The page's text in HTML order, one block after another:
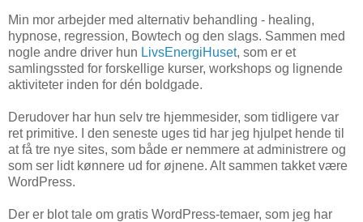
Min mor arbejder med alternativ behandling - healing,
hypnose, regression, Bowtech og den slags. Sammen med
nogle andre driver hun LivsEnergiHuset, som er et
samlingssted for forskellige kurser, workshops og lignende
aktiviteter inden for dén boldgade.
Derudover har hun selv tre hjemmesider, som tidligere var
ret primitive. I den seneste uges tid har jeg hjulpet hende til
at få tre nye sites, som både er nemmere at administrere og
som ser lidt kønnere ud for øjnene. Alt sammen takket være
WordPress.
Der er blot tale om gratis WordPress-temaer, som jeg har